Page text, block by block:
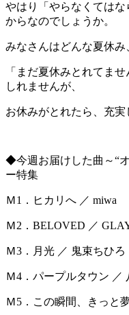
やはり「やらなくては
からなのでしょうか。
みなさんはどんな夏休み
「まだ夏休みとれてま
しれませんが、
お休みがとれたら、充実
◆今週お届けした曲～“
ー特集
Ｍ1．ヒカリへ ／ miwa
Ｍ2．BELOVED ／
Ｍ3．月光 ／ 鬼束ちひろ
Ｍ4．パープルタウン ／
Ｍ5．この瞬間、きっと